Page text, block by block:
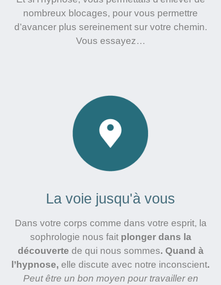
nombreux blocages, pour vous permettre
d’avancer plus sereinement sur votre chemin.
Vous essayez…
La voie jusqu'à vous
Dans votre corps comme dans votre esprit, la
sophrologie nous fait plonger dans la
découverte de qui nous sommes. Quand à
l’hypnose, elle discute avec notre inconscient.
Peut être un bon moyen pour travailler en